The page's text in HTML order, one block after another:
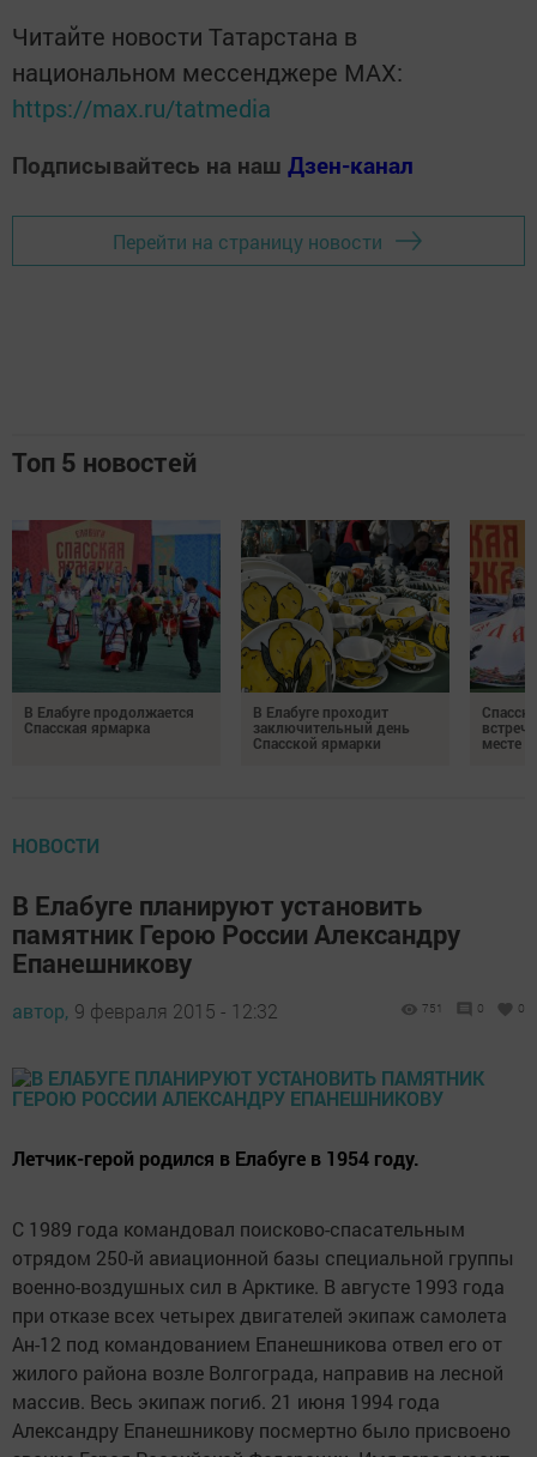
Читайте новости Татарстана в
национальном мессенджере MАХ:
https://max.ru/tatmedia
Подписывайтесь на наш Дзен-канал
Перейти на страницу новости
Топ 5 новостей
В Елабуге продолжается
Спасская ярмарка
В Елабуге проходит
заключительный день
Спасской ярмарки
месте
НОВОСТИ
В Елабуге планируют установить
памятник Герою России Александру
Епанешникову
автор, 9 февраля 2015 - 12:32 751 0 0
Летчик-герой родился в Елабуге в 1954 году.
С 1989 года командовал поисково-спасательным
отрядом 250-й авиационной базы специальной группы
военно-воздушных сил в Арктике. В августе 1993 года
при отказе всех четырех двигателей экипаж самолета
Ан-12 под командованием Епанешникова отвел его от
жилого района возле Волгограда, направив на лесной
массив. Весь экипаж погиб. 21 июня 1994 года
Александру Епанешникову посмертно было присвоено